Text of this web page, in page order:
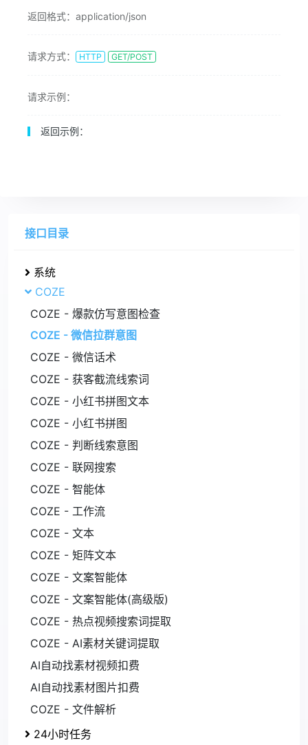
返回格式： application/json
请求方式： HTTP GET/POST
请求示例：
返回示例：
接口目录
系统
COZE
COZE - 爆款仿写意图检查
COZE - 微信拉群意图
COZE - 微信话术
COZE - 获客截流线索词
COZE - 小红书拼图文本
COZE - 小红书拼图
COZE - 判断线索意图
COZE - 联网搜索
COZE - 智能体
COZE - 工作流
COZE - 文本
COZE - 矩阵文本
COZE - 文案智能体
COZE - 文案智能体(高级版)
COZE - 热点视频搜索词提取
COZE - AI素材关键词提取
AI自动找素材视频扣费
AI自动找素材图片扣费
COZE - 文件解析
24小时任务